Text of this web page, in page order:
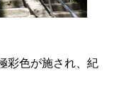
彩色が施され、紀